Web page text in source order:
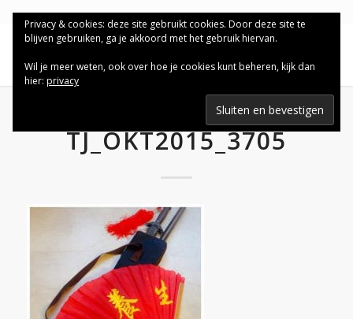
TJ_OKT2015_3705
Privacy & cookies: deze site gebruikt cookies. Door deze site te
blijven gebruiken, ga je akkoord met het gebruik hiervan.
Wil je meer weten, ook over hoe je cookies kunt beheren, kijk dan
hier: privacy